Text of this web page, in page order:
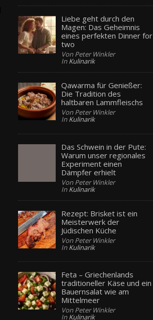
Liebe geht durch den
Magen: Das Geheimnis
eines perfekten Dinner for
two
Von Peter Winkler
In Kulinarik
Qawarma für Genießer:
Die Tradition des
haltbaren Lammfleischs
Von Peter Winkler
In Kulinarik
Das Schwein in der Pute:
Warum unser regionales
Experiment einen
Dämpfer erhielt
Von Peter Winkler
In Kulinarik
Rezept: Brisket ist ein
Meisterwerk der
Jüdischen Küche
Von Peter Winkler
In Kulinarik
Feta – Griechenlands
traditioneller Käse und ein
Bauernsalat wie am
Mittelmeer
Von Peter Winkler
In Kulinarik